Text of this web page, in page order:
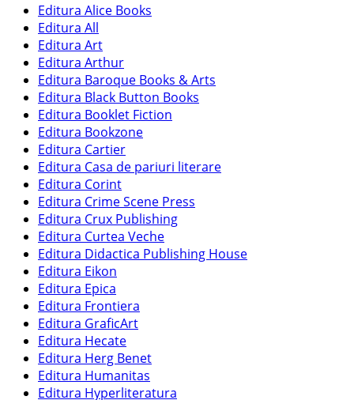
Editura Alice Books
Editura All
Editura Art
Editura Arthur
Editura Baroque Books & Arts
Editura Black Button Books
Editura Booklet Fiction
Editura Bookzone
Editura Cartier
Editura Casa de pariuri literare
Editura Corint
Editura Crime Scene Press
Editura Crux Publishing
Editura Curtea Veche
Editura Didactica Publishing House
Editura Eikon
Editura Epica
Editura Frontiera
Editura GraficArt
Editura Hecate
Editura Herg Benet
Editura Humanitas
Editura Hyperliteratura